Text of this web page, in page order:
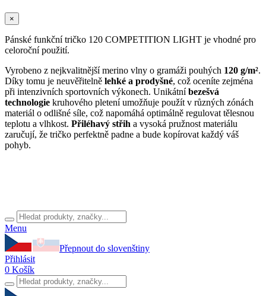
×
Pánské funkční tričko 120 COMPETITION LIGHT je vhodné pro
celoroční použití.
Vyrobeno z nejkvalitnější merino vlny o gramáži pouhých 120 g/m².
Díky tomu je neuvěřitelně lehké a prodyšné, což oceníte zejména
při intenzivních sportovních výkonech. Unikátníbezešvá
technologie kruhového pletení umožňuje použít v různých zónách
materiál o odlišné síle, což napomáhá optimálně regulovat tělesnou
teplotu a vlhkost. Přiléhavý střih a vysoká pružnost materiálu
zaručují, že tričko perfektně padne a bude kopírovat každý váš
pohyb.
Menu
Přepnout do slovenštiny
Přihlásit
0 Košík